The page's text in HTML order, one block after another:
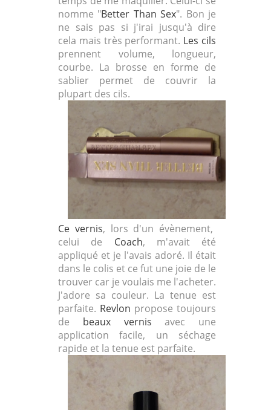
nomme "Better Than Sex". Bon je
ne sais pas si j'irai jusqu'à dire
cela mais très performant. Les cils
prennent volume, longueur,
courbe. La brosse en forme de
sablier permet de couvrir la
plupart des cils.
Ce vernis, lors d'un évènement,
celui de Coach, m'avait été
appliqué et je l'avais adoré. Il était
dans le colis et ce fut une joie de le
trouver car je voulais me l'acheter.
J'adore sa couleur. La tenue est
parfaite. Revlon propose toujours
de beaux vernis avec une
application facile, un séchage
rapide et la tenue est parfaite.